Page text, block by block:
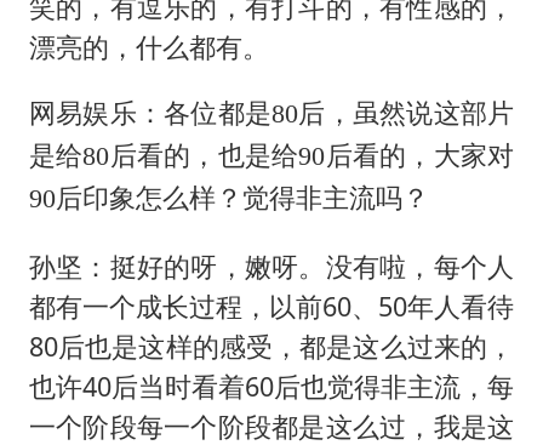
漂亮的，什么都有。
网易娱乐：各位都是80后，虽然说这部片
是给80后看的，也是给90后看的，大家对
90后印象怎么样？觉得非主流吗？
孙坚：挺好的呀，嫩呀。没有啦，每个人
都有一个成长过程，以前60、50年人看待
80后也是这样的感受，都是这么过来的，
也许40后当时看着60后也觉得非主流，每
一个阶段每一个阶段都是这么过，我是这